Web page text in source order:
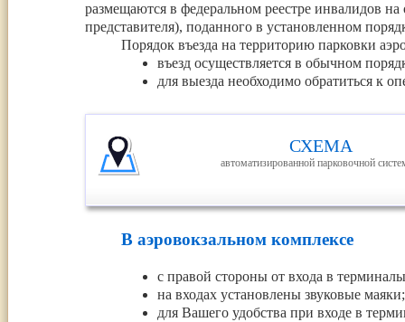
размещаются в федеральном реестре инвалидов
представителя), поданного в установленном
Порядок въезда на территорию парковки
въезд осуществляется в обычном
для выезда необходимо обратиться к
СХЕМА
автоматизированной парковочной
В аэровокзальном комплексе
с правой стороны от входа в
на входах установлены звуковые маяки;
для Вашего удобства при входе в